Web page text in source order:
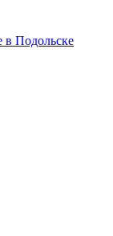
в Подольске